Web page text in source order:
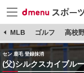
MLB ゴルフ 高校
セン 鹿毛 登録抹消
(父)シルクスカイブルー